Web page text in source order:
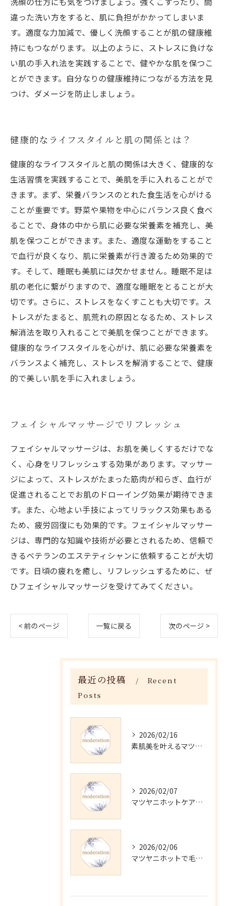
違った洗い方をすると、肌に負担がかかってしまいま
す。適度な力加減で、優しく洗顔することが肌の健康維
持にもつながります。 以上のように、ストレスに負けな
い肌の手入れ法を実践することで、健やかな肌を保つこ
とができます。自分なりの健康維持につながる方法を見
つけ、ダメージを防止しましょう。
健康的なライフスタイルと肌の関係とは？
健康的なライフスタイルと肌の関係は大きく、健康的な
生活習慣を実践することで、美肌を手に入れることがで
きます。まず、栄養バランスのとれた食生活を心がける
ことが重要です。野菜や果物を中心にバランス良く食べ
ることで、身体の中から肌に必要な栄養素を補充し、美
肌を保つことができます。また、適度な運動をすること
で血行が良くなり、肌に栄養素が行き渡るため効果的で
す。そして、睡眠も美肌には欠かせません。睡眠不足は
肌の老化に繋がりますので、適度な睡眠をとることが大
切です。さらに、ストレスをなくすことも大切です。ス
トレスがたまると、肌荒れの原因となるため、ストレス
解消法を取り入れることで美肌を保つことができます。
健康的なライフスタイルを心がけ、肌に必要な栄養素を
バランスよく補充し、ストレスを解消することで、健康
的で美しい肌を手に入れましょう。
フェイシャルマッサージでリフレッシュ
フェイシャルマッサージは、お肌を美しくするだけでな
く、心身をリフレッシュする効果があります。マッサー
ジによって、ストレスがたまった筋肉が和らぎ、血行が
促進されることでお肌のドローイング効果が期待できま
す。また、心地よい手技によってリラックス効果もある
ため、疲労回復にも効果的です。フェイシャルマッサー
ジは、専門的な知識や技術が必要とされるため、信頼で
きるベテランのエステティシャンに依頼することが大切
です。日頃の疲れを癒し、リフレッシュするために、ぜ
ひフェイシャルマッサージを受けてみてください。
< 前のページ 一覧に戻る 次のページ >
最近の投稿
Recent
Posts
2026/02/16
素肌美を叶えるマツヤニホットセラピーの効果
2026/02/07
マツヤニホットケアの正しい使い方と継続法
2026/02/06
マツヤニホットで毛穴・くすみ改善術